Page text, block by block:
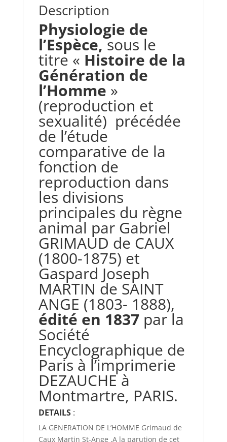
Description
Physiologie de
l’Espèce,sous le
titre « Histoire de la
Génération de
l’Homme »
(reproduction et
sexualité) précédée
de l’étude
comparative de la
fonction de
reproduction dans
les divisions
principales du règne
animal par Gabriel
GRIMAUD de CAUX
(1800-1875) et
Gaspard Joseph
MARTIN de SAINT
ANGE (1803- 1888),
édité en 1837par la
Société
Encyclographique de
Paris à l’imprimerie
DEZAUCHE à
Montmartre, PARIS.
DETAILS:
LA GENERATION DE L’HOMME Grimaud de
Caux Martin St-Ange .A la parution de cet